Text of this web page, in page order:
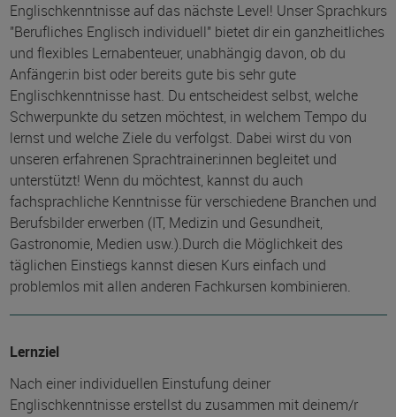
Englischkenntnisse auf das nächste Level! Unser Sprachkurs
"Berufliches Englisch individuell" bietet dir ein ganzheitliches
und flexibles Lernabenteuer, unabhängig davon, ob du
Anfänger:in bist oder bereits gute bis sehr gute
Englischkenntnisse hast. Du entscheidest selbst, welche
Schwerpunkte du setzen möchtest, in welchem Tempo du
lernst und welche Ziele du verfolgst. Dabei wirst du von
unseren erfahrenen Sprachtrainer:innen begleitet und
unterstützt! Wenn du möchtest, kannst du auch
fachsprachliche Kenntnisse für verschiedene Branchen und
Berufsbilder erwerben (IT, Medizin und Gesundheit,
Gastronomie, Medien usw.).Durch die Möglichkeit des
täglichen Einstiegs kannst diesen Kurs einfach und
problemlos mit allen anderen Fachkursen kombinieren.
Lernziel
Nach einer individuellen Einstufung deiner
Englischkenntnisse erstellst du zusammen mit deinem/r